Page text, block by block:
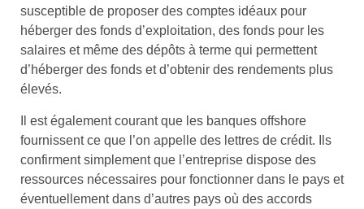
susceptible de proposer des comptes idéaux pour
héberger des fonds d’exploitation, des fonds pour les
salaires et même des dépôts à terme qui permettent
d’héberger des fonds et d’obtenir des rendements plus
élevés.
Il est également courant que les banques offshore
fournissent ce que l’on appelle des lettres de crédit. Ils
confirment simplement que l’entreprise dispose des
ressources nécessaires pour fonctionner dans le pays et
éventuellement dans d’autres pays où des accords